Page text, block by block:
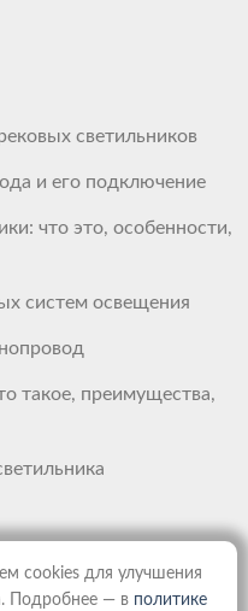
светильников
и его подключение
что это, особенности,
систем освещения
такое, преимущества,
cookies для улучшения
Подробнее — в политике